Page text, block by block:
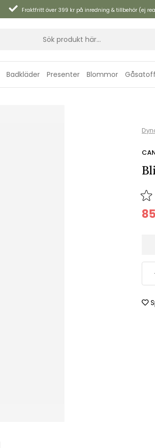
Fraktfritt över 399 kr på inredning & tillbehör (ej
Badkläder Presenter Blommor